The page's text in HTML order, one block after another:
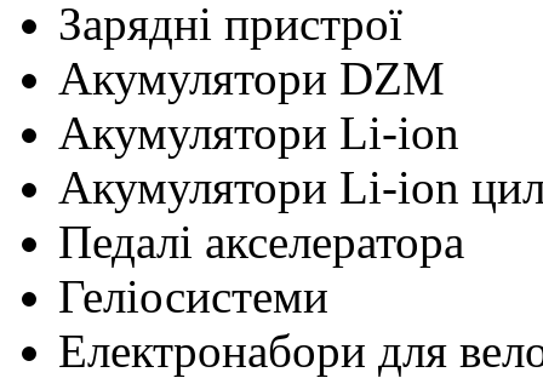
Зарядні пристрої
Акумулятори DZM
Акумулятори Li-ion
Акумулятори Li-ion
Педалі акселератора
Геліосистеми
Електронабори для